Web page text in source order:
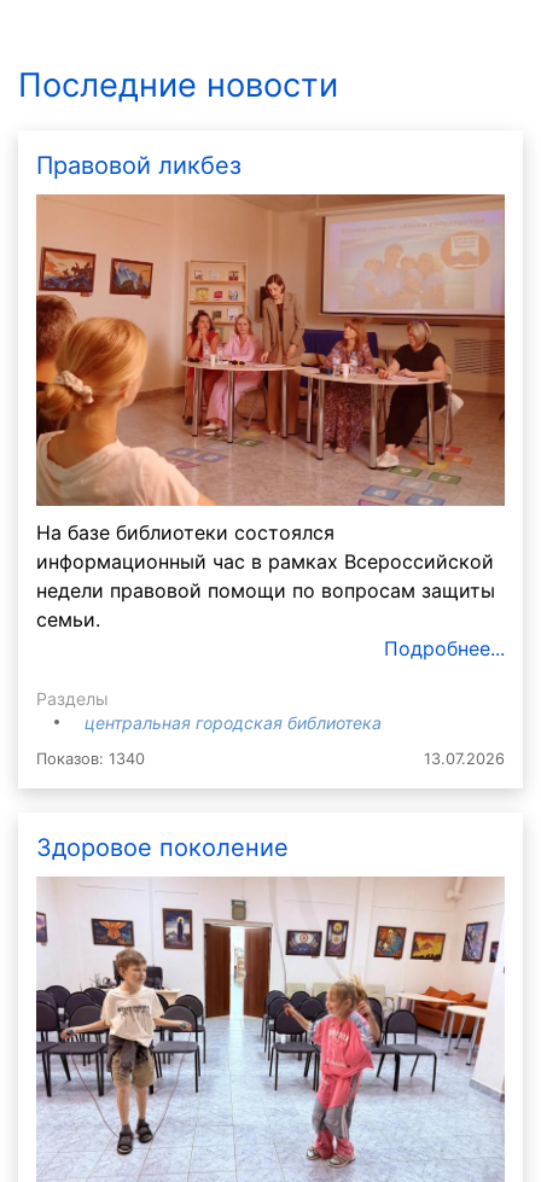
Последние новости
Правовой ликбез
На базе библиотеки состоялся
информационный час в рамках Всероссийской
недели правовой помощи по вопросам защиты
семьи.
Подробнее...
Разделы
центральная городская библиотека
Показов: 1340 13.07.2026
Здоровое поколение